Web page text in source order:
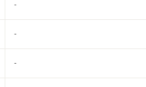
-
-
-